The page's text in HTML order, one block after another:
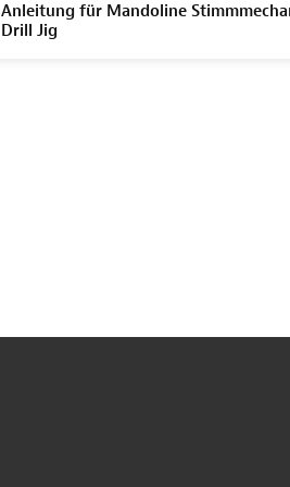
Anleitung für Mandoline
Drill Jig